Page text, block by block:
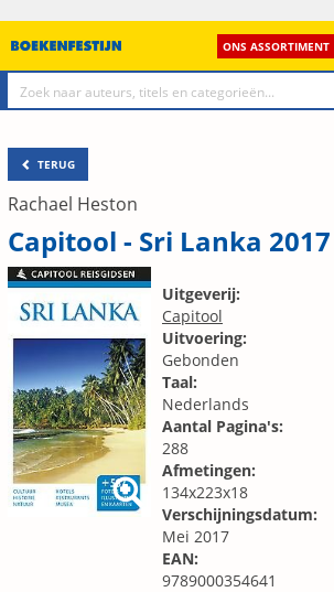
ONS ASSORTIMENT
TERUG
Rachael Heston
Capitool - Sri Lanka 2017
Uitgeverij:
Capitool
Uitvoering:
Gebonden
Taal:
Nederlands
Aantal Pagina's:
288
Afmetingen:
134x223x18
Verschijningsdatum:
Mei 2017
EAN:
9789000354641